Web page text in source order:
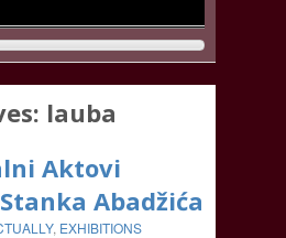
lauba
Aktovi
Abadžića
, EXHIBITIONS